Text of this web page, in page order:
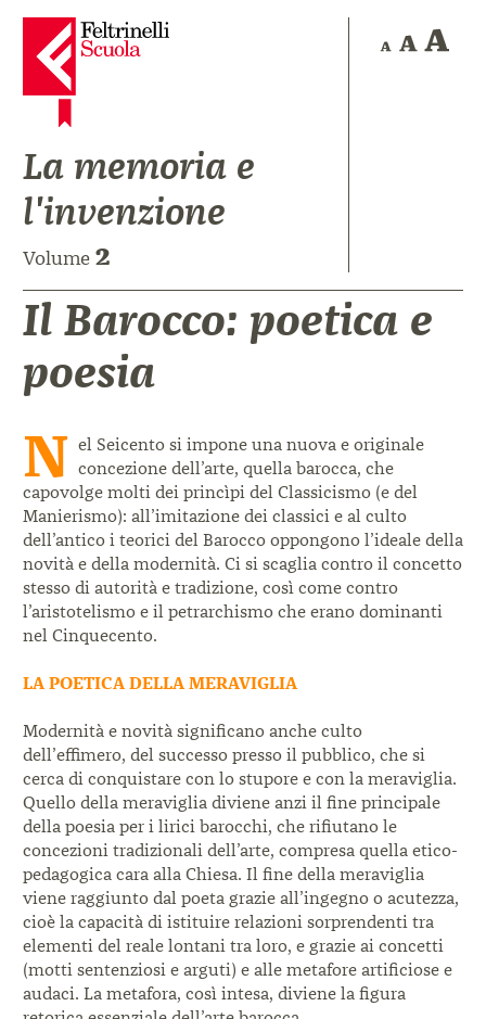
La memoria e
l'invenzione
Volume 2
Il Barocco: poetica e
poesia
N el Seicento si impone una nuova eoriginale
concezione dell’arte, quellabarocca, che
capovolge molti dei princìpi del Classicismo (e del
Manierismo): all’imitazione dei classici e al culto
dell’antico i teorici del Barocco oppongono l’ideale della
novità e della modernità. Ci si scaglia contro il concetto
stesso di autorità e tradizione, così come contro
l’aristotelismo e il petrarchismo che erano dominanti
nel Cinquecento.
LA POETICA DELLA MERAVIGLIA
Modernità e novità significano anche culto
dell’effimero, del successo presso il pubblico, che si
cerca di conquistare con lo stupore e con la meraviglia.
Quello della meraviglia diviene anzi il fine principale
della poesia per i lirici barocchi, che rifiutano le
concezioni tradizionali dell’arte, compresa quella etico-
pedagogica cara alla Chiesa. Il fine della meraviglia
viene raggiunto dal poeta grazie all’ingegno o acutezza,
cioè la capacità di istituire relazioni sorprendenti tra
elementi del reale lontani tra loro, e grazie ai concetti
(motti sentenziosi e arguti) e alle metafore artificiose e
audaci. La metafora, così intesa, diviene la figura